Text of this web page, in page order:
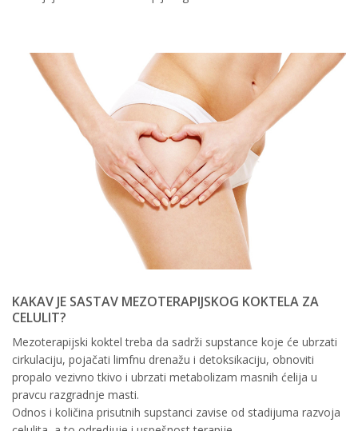
KAKAV JE SASTAV MEZOTERAPIJSKOG KOKTELA ZA
CELULIT?
Mezoterapijski koktel treba da sadrži supstance koje će ubrzati
cirkulaciju, pojačati limfnu drenažu i detoksikaciju, obnoviti
propalo vezivno tkivo i ubrzati metabolizam masnih ćelija u
pravcu razgradnje masti.
Odnos i količina prisutnih supstanci zavise od stadijuma razvoja